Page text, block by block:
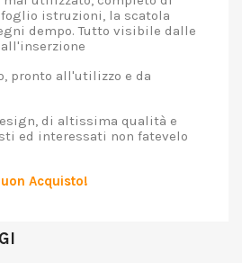
istruzioni, la scatola
dempo. Tutto visibile dalle
pronto all'utilizzo e da
di altissima qualità e
ed interessati non fatevelo
Acquisto!